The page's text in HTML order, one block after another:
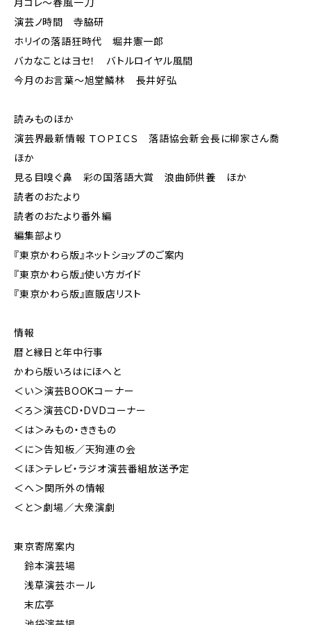
月コレ～春風一刀
演芸ノ時間 寺脇研
ホリイの落語狂時代 堀井憲一郎
バカなことはヨセ！ バトルロイヤル風間
今月のお言葉～旭堂鱗林 長井好弘
読みものほか
演芸界最新情報 ＴＯＰＩＣＳ 落語協会新会長に柳家さん喬
ほか
見る目嗅ぐ鼻 彩の国落語大賞 浪曲師供養 ほか
読者のおたより
読者のおたより番外編
編集部より
『東京かわら版』ネットショップのご案内
『東京かわら版』使い方ガイド
『東京かわら版』直販店リスト
情報
暦と縁日と年中行事
かわら版いろはにほへと
＜い＞演芸BOOKコーナー
＜ろ＞演芸CD・DVDコーナー
＜は＞みもの・ききもの
＜に＞告知板／天狗連の会
＜ほ＞テレビ・ラジオ演芸番組放送予定
＜へ＞関所外の情報
＜と＞劇場／大衆演劇
東京寄席案内
鈴本演芸場
浅草演芸ホール
末広亭